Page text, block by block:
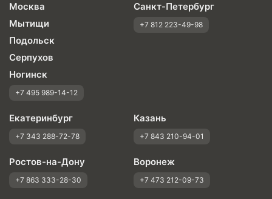
Москва
Мытищи
Подольск
Серпухов
Ногинск
+7 495 989-14-12
Санкт-Петербург
+7 812 223-49-98
Екатеринбург
+7 343 288-72-78
Казань
+7 843 210-94-01
Ростов-на-Дону
+7 863 333-28-30
Воронеж
+7 473 212-09-73